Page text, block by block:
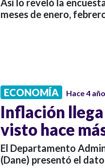
Así lo reveló la
meses de enero,
ECONOMÍA Hace 4
Inflación
visto hace
El Departamento
(Dane) presentó el